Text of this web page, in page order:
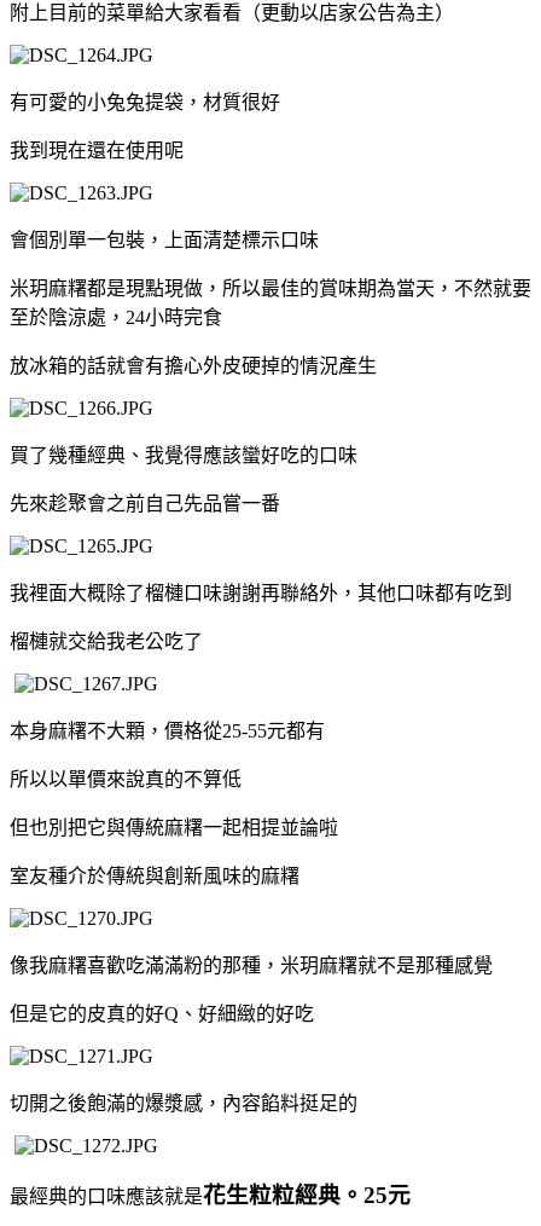
附上目前的菜單給大家看看（更動以店家公告為主）
有可愛的小兔兔提袋，材質很好
我到現在還在使用呢
會個別單一包裝，上面清楚標示口味
米玥麻糬都是現點現做，所以最佳的賞味期為當天，不然就要
至於陰涼處，24小時完食
放冰箱的話就會有擔心外皮硬掉的情況產生
買了幾種經典、我覺得應該蠻好吃的口味
先來趁聚會之前自己先品嘗一番
我裡面大概除了榴槤口味謝謝再聯絡外，其他口味都有吃到
榴槤就交給我老公吃了
本身麻糬不大顆，價格從25-55元都有
所以以單價來說真的不算低
但也別把它與傳統麻糬一起相提並論啦
室友種介於傳統與創新風味的麻糬
像我麻糬喜歡吃滿滿粉的那種，米玥麻糬就不是那種感覺
但是它的皮真的好Q、好細緻的好吃
切開之後飽滿的爆漿感，內容餡料挺足的
最經典的口味應該就是花生粒粒經典。25元